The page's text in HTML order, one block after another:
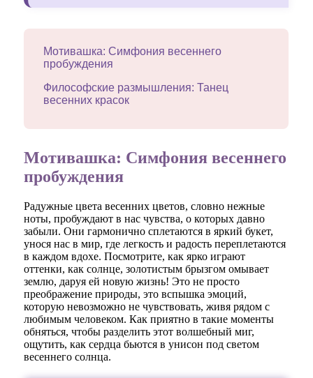
Мотивашка: Симфония весеннего
пробуждения
Философские размышления: Танец
весенних красок
Мотивашка: Симфония весеннего
пробуждения
Радужные цвета весенних цветов, словно нежные
ноты, пробуждают в нас чувства, о которых давно
забыли. Они гармонично сплетаются в яркий букет,
унося нас в мир, где легкость и радость переплетаются
в каждом вдохе. Посмотрите, как ярко играют
оттенки, как солнце, золотистым брызгом омывает
землю, даруя ей новую жизнь! Это не просто
преображение природы, это вспышка эмоций,
которую невозможно не чувствовать, живя рядом с
любимым человеком. Как приятно в такие моменты
обняться, чтобы разделить этот волшебный миг,
ощутить, как сердца бьются в унисон под светом
весеннего солнца.